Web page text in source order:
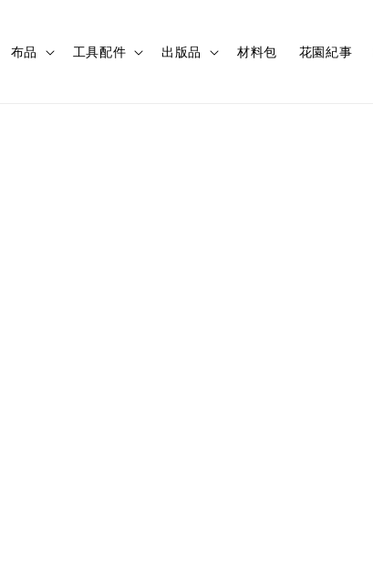
布品 工具配件 出版品 材料包 花園紀事